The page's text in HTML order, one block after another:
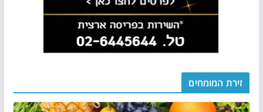
זירת המומחים